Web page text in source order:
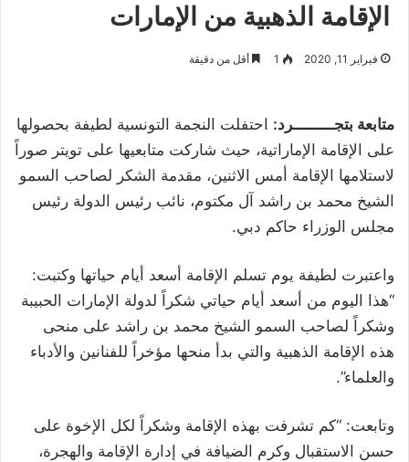
الإقامة الذهبية من الإمارات
فبراير 11, 2020 1 أقل من دقيقة
متابعة بتجـــــــــرد: احتفلت النجمة التونسية لطيفة بحصولها
على الإقامة الإماراتية، حيث شاركت متابعيها على تويتر صوراً
لاستلامها الإقامة أمس الاثنين، مقدمة الشكر لصاحب السمو
الشيخ محمد بن راشد آل مكتوم، نائب رئيس الدولة رئيس
مجلس الوزراء حاكم دبي.
واعتبرت لطيفة يوم تسلم الإقامة أسعد أيام حياتها وكتبت:
“هذا اليوم من أسعد أيام حياتي شكراً لدولة الإمارات الحبيبة
وشكراً لصاحب السمو الشيخ محمد بن راشد على منحى
هذه الإقامة الذهبية والتي بدأ منحها مؤخراً للفنانين والأدباء
والعلماء”.
وتابعت: “كم تشرفت بهذه الإقامة وشكراً لكل الإخوة على
حسن الاستقبال وكرم الضيافة في إدارة الإقامة والهجرة،